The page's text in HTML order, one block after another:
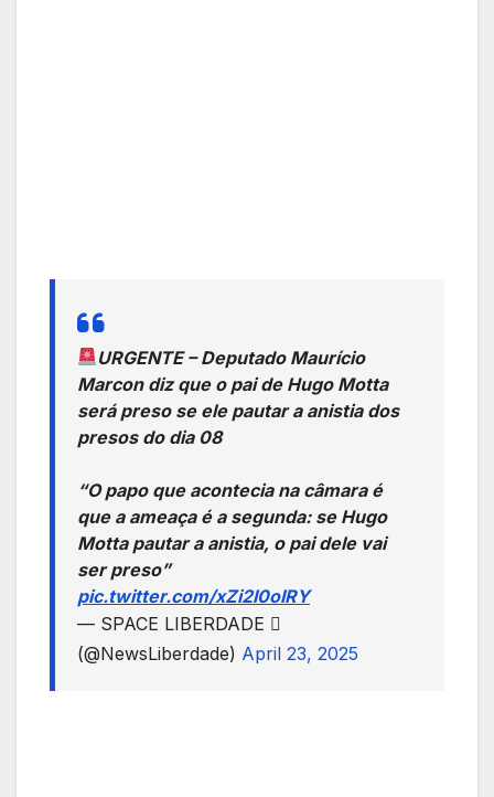
URGENTE – Deputado Maurício
Marcon diz que o pai de Hugo Motta
será preso se ele pautar a anistia dos
presos do dia 08
“O papo que acontecia na câmara é
que a ameaça é a segunda: se Hugo
Motta pautar a anistia, o pai dele vai
ser preso”
pic.twitter.com/xZi2I0oIRY
— SPACE LIBERDADE 
(@NewsLiberdade) April 23, 2025